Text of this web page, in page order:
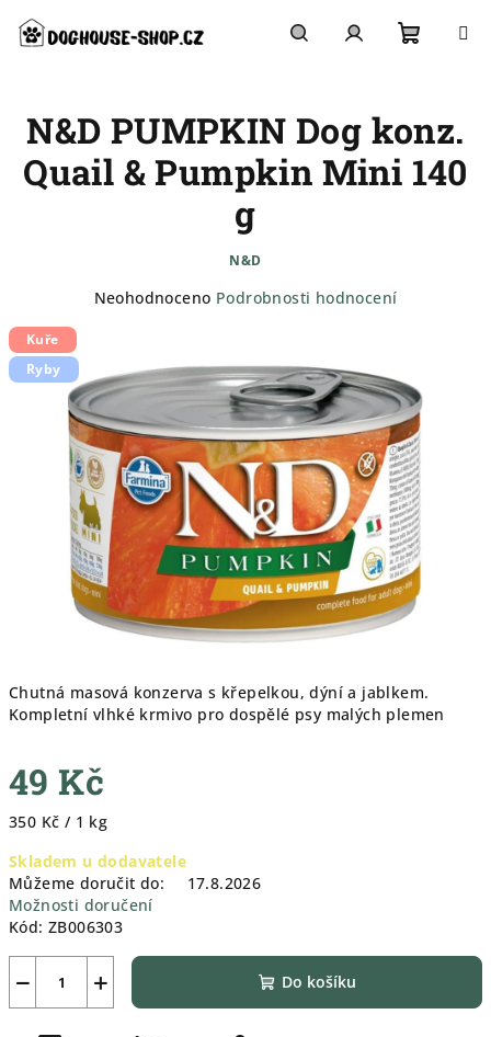
obsah
košík
Chutná masová konzerva s křepelkou, dýní a jablkem.
Kompletní vlhké krmivo pro dospělé psy malých plemen
49 Kč
Měrná
350 Kč / 1 kg
Skladem u dodavatele
Můžeme doručit do:
17.8.2026
Možnosti doručení
Kód: ZB006303
+
− Do košíku
N&D PUMPKIN Dog konz.
Quail & Pumpkin Mini 140
g
N&D
Průměrné
0,0
z
5
hvězdiček.
Neohodnoceno Podrobnosti hodnocení
Kuře
Ryby